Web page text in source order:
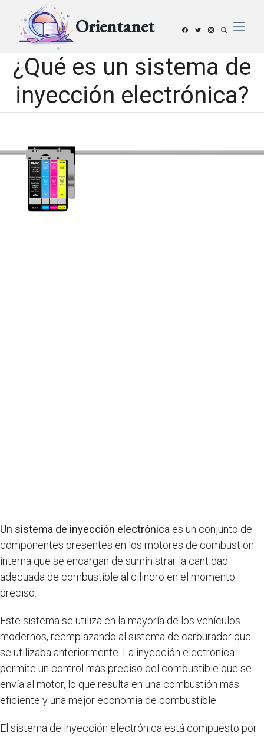
Orientanet
¿Qué es un sistema de
inyección electrónica?
Un sistema de inyección electrónica es un conjunto de
componentes presentes en los motores de combustión
interna que se encargan de suministrar la cantidad
adecuada de combustible al cilindro en el momento
preciso.
Este sistema se utiliza en la mayoría de los vehículos
modernos, reemplazando al sistema de carburador que
se utilizaba anteriormente. La inyección electrónica
permite un control más preciso del combustible que se
envía al motor, lo que resulta en una combustión más
eficiente y una mejor economía de combustible.
El sistema de inyección electrónica está compuesto por